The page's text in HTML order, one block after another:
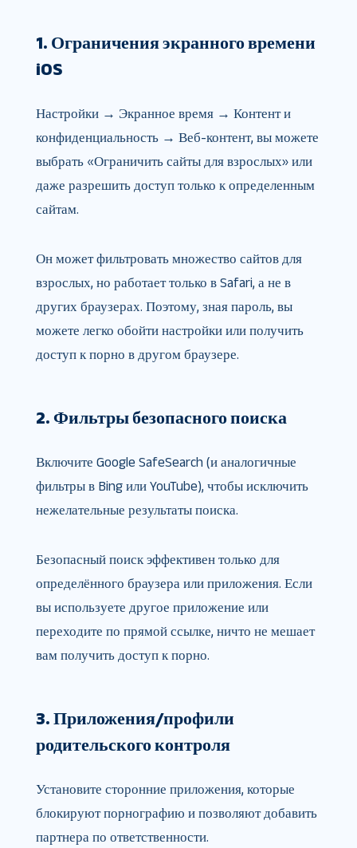
1. Ограничения экранного времени
iOS
Настройки → Экранное время → Контент и
конфиденциальность → Веб-контент, вы можете
выбрать «Ограничить сайты для взрослых» или
даже разрешить доступ только к определенным
сайтам.
Он может фильтровать множество сайтов для
взрослых, но работает только в Safari, а не в
других браузерах. Поэтому, зная пароль, вы
можете легко обойти настройки или получить
доступ к порно в другом браузере.
2. Фильтры безопасного поиска
Включите Google SafeSearch (и аналогичные
фильтры в Bing или YouTube), чтобы исключить
нежелательные результаты поиска.
Безопасный поиск эффективен только для
определённого браузера или приложения. Если
вы используете другое приложение или
переходите по прямой ссылке, ничто не мешает
вам получить доступ к порно.
3. Приложения/профили
родительского контроля
Установите сторонние приложения, которые
блокируют порнографию и позволяют добавить
партнера по ответственности.